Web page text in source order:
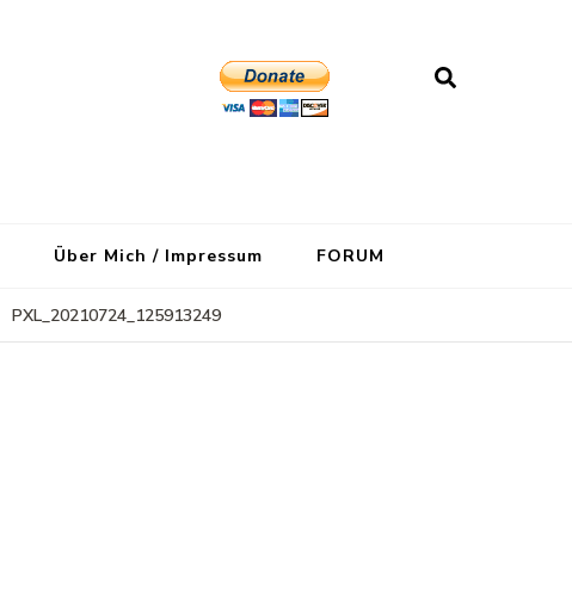
Über Mich / Impressum FORUM
PXL_20210724_125913249